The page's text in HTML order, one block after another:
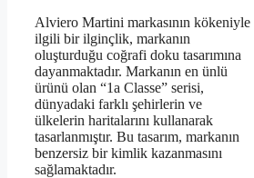
Alviero Martini markasının kökeniyle
ilgili bir ilginçlik, markanın
oluşturduğu coğrafi doku tasarımına
dayanmaktadır. Markanın en ünlü
ürünü olan “1a Classe” serisi,
dünyadaki farklı şehirlerin ve
ülkelerin haritalarını kullanarak
tasarlanmıştır. Bu tasarım, markanın
benzersiz bir kimlik kazanmasını
sağlamaktadır.